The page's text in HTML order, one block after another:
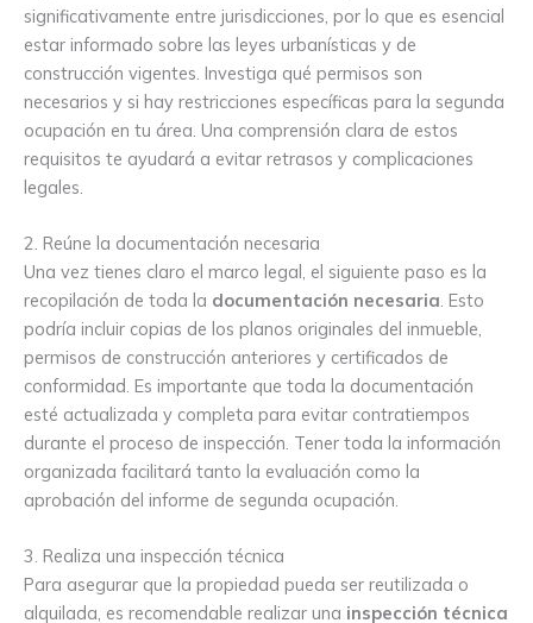
significativamente entre jurisdicciones, por lo que es esencial
estar informado sobre las leyes urbanísticas y de
construcción vigentes. Investiga qué permisos son
necesarios y si hay restricciones específicas para la segunda
ocupación en tu área. Una comprensión clara de estos
requisitos te ayudará a evitar retrasos y complicaciones
legales.
2. Reúne la documentación necesaria
Una vez tienes claro el marco legal, el siguiente paso es la
recopilación de toda la documentación necesaria. Esto
podría incluir copias de los planos originales del inmueble,
permisos de construcción anteriores y certificados de
conformidad. Es importante que toda la documentación
esté actualizada y completa para evitar contratiempos
durante el proceso de inspección. Tener toda la información
organizada facilitará tanto la evaluación como la
aprobación del informe de segunda ocupación.
3. Realiza una inspección técnica
Para asegurar que la propiedad pueda ser reutilizada o
alquilada, es recomendable realizar una inspección técnica